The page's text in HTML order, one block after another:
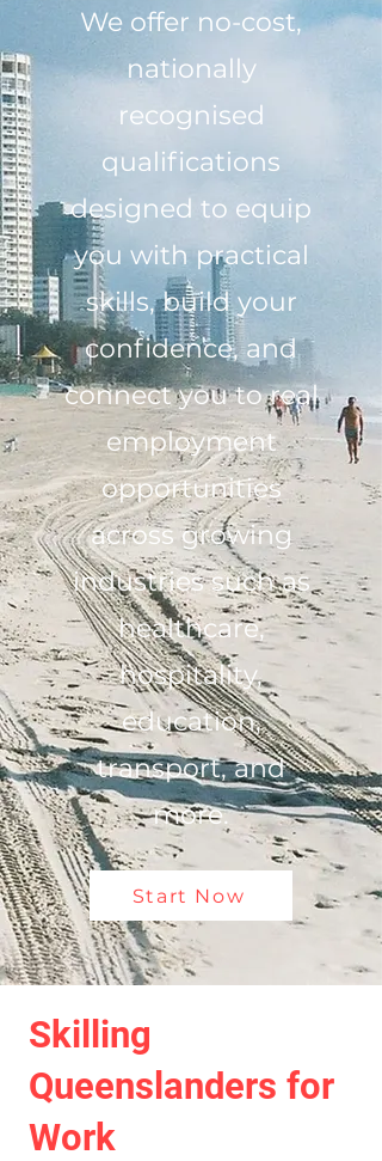
We offer no-cost,
nationally
recognised
qualifications
designed to equip
you with practical
skills, build your
confidence, and
connect you to real
employment
opportunities
across growing
industries such as
healthcare,
hospitality,
education,
transport, and
more.
Start Now
Skilling
Queenslanders for
Work